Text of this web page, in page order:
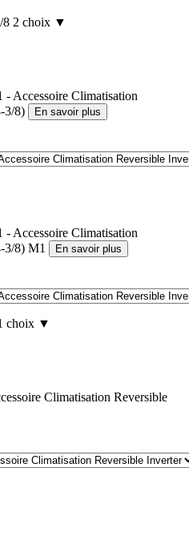
8 2 choix ▼
Accessoire Climatisation
3/8)
En savoir plus
Accessoire Climatisation
3/8) M1
En savoir plus
choix ▼
Climatisation Reversible